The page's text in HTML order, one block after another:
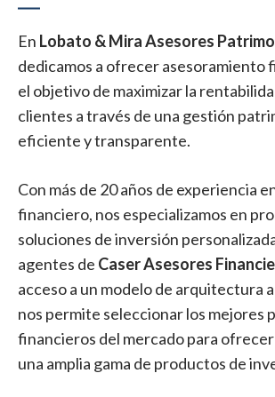
En Lobato & Mira Asesores
dedicamos a ofrecer asesoramiento
el objetivo de maximizar la
clientes a través de una gestión
eficiente y transparente.
Con más de 20 años de experiencia
financiero, nos especializamos en
soluciones de inversión
agentes de Caser Asesores
acceso a un modelo de arquitectura
nos permite seleccionar los mejores
financieros del mercado para
una amplia gama de productos de